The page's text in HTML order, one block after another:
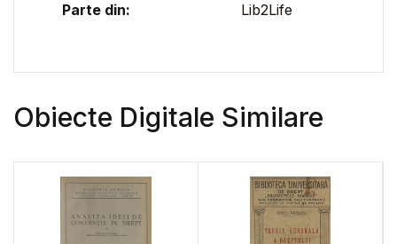
Parte din: Lib2Life
Obiecte Digitale Similare